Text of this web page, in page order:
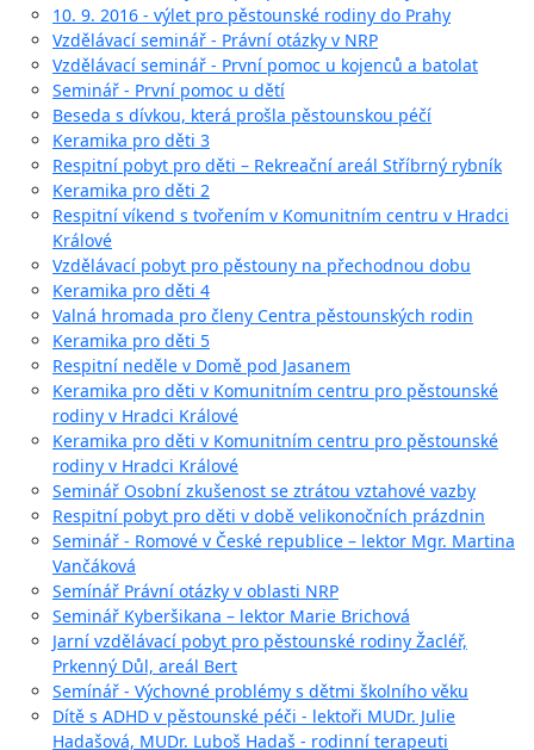
10. 9. 2016 - výlet pro pěstounské rodiny do Prahy
Vzdělávací seminář - Právní otázky v NRP
Vzdělávací seminář - První pomoc u kojenců a batolat
Seminář - První pomoc u dětí
Beseda s dívkou, která prošla pěstounskou péčí
Keramika pro děti 3
Respitní pobyt pro děti – Rekreační areál Stříbrný rybník
Keramika pro děti 2
Respitní víkend s tvořením v Komunitním centru v Hradci
Králové
Vzdělávací pobyt pro pěstouny na přechodnou dobu
Keramika pro děti 4
Valná hromada pro členy Centra pěstounských rodin
Keramika pro děti 5
Respitní neděle v Domě pod Jasanem
Keramika pro děti v Komunitním centru pro pěstounské
rodiny v Hradci Králové
Keramika pro děti v Komunitním centru pro pěstounské
rodiny v Hradci Králové
Seminář Osobní zkušenost se ztrátou vztahové vazby
Respitní pobyt pro děti v době velikonočních prázdnin
Seminář - Romové v České republice – lektor Mgr. Martina
Vančáková
Semínář Právní otázky v oblasti NRP
Seminář Kyberšikana – lektor Marie Brichová
Jarní vzdělávací pobyt pro pěstounské rodiny Žacléř,
Prkenný Důl, areál Bert
Semínář - Výchovné problémy s dětmi školního věku
Dítě s ADHD v pěstounské péči - lektoři MUDr. Julie
Hadašová, MUDr. Luboš Hadaš - rodinní terapeuti